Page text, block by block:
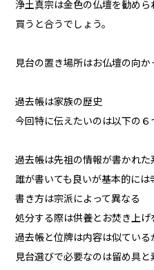
浄土真宗は金色の仏壇を勧め
買うと合うでしょう。
見台の置き場所はお仏壇の向か
過去帳は家族の歴史
今回特に伝えたいのは以下の６
過去帳は先祖の情報が書かれた
誰が書いても良いが基本的には
書き方は宗派によって異なる
処分する際は供養とお焚き上げ
過去帳と位牌は内容は似ている
見台選びで必要なのは留め具と